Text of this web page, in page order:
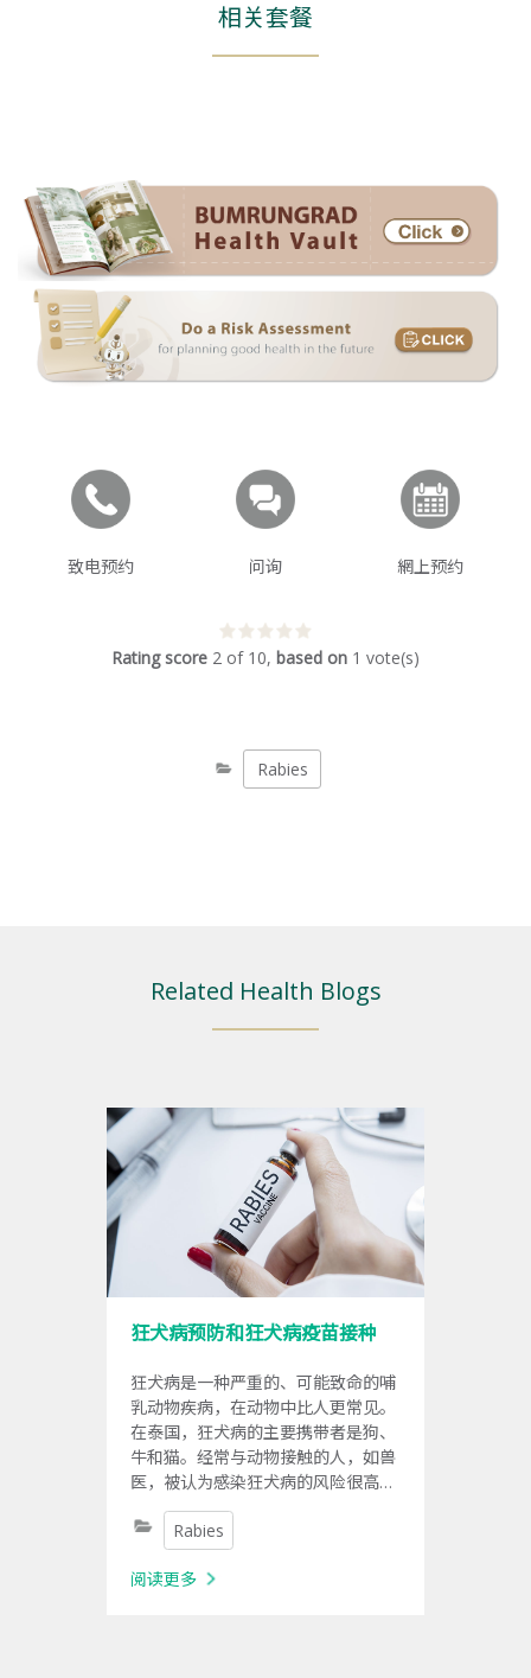
相关套餐
致电预约 问询 網上预约
Rating score 2 of 10, based on 1 vote(s)
Rabies
Related Health Blogs
狂犬病预防和狂犬病疫苗接种
狂犬病是一种严重的、可能致命的哺
乳动物疾病，在动物中比人更常见。
在泰国，狂犬病的主要携带者是狗、
牛和猫。经常与动物接触的人，如兽
医，被认为感染狂犬病的风险很高，
并應保持警惕，接种疫苗以保护免受
狂犬病的侵害。
Rabies
阅读更多